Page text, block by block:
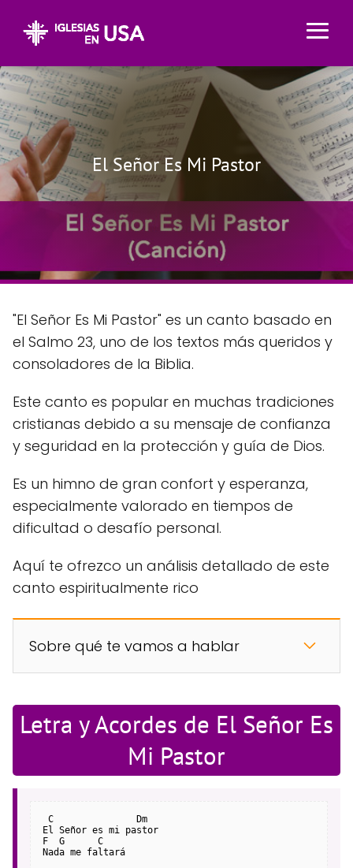
El Señor Es Mi Pastor
"El Señor Es Mi Pastor" es un canto basado en
el Salmo 23, uno de los textos más queridos y
consoladores de la Biblia.
Este canto es popular en muchas tradiciones
cristianas debido a su mensaje de confianza
y seguridad en la protección y guía de Dios.
Es un himno de gran confort y esperanza,
especialmente valorado en tiempos de
dificultad o desafío personal.
Aquí te ofrezco un análisis detallado de este
canto espiritualmente rico
Sobre qué te vamos a hablar
Letra y Acordes de El Señor Es
Mi Pastor
C               Dm
El Señor es mi pastor
F  G      C
Nada me faltará